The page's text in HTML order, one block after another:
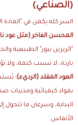
(الصناعي)
السر كله يكمن في
المحسن الفاخر (مثل عود
"الريزين بيور" الطبيعية
باردة، لا تسبب كتمة، ولا
العود المقلد (الرديء):
بمواد كيميائية ومذيبات
البداية، وسرعان ما
الأنفاس.